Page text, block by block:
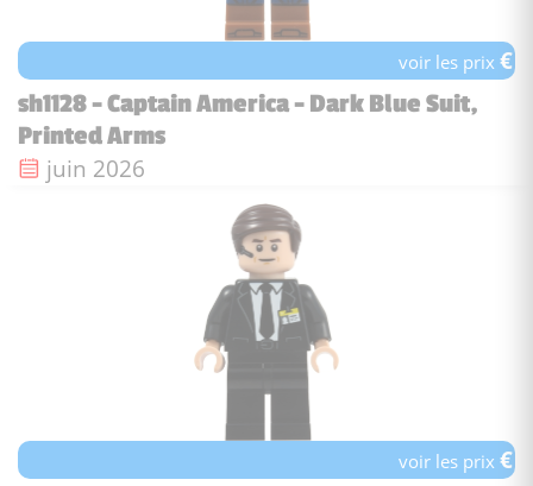
voir les prix€
sh1128 - Captain America - Dark Blue Suit,
Printed Arms
Date de sortie :
juin 2026
voir les prix€